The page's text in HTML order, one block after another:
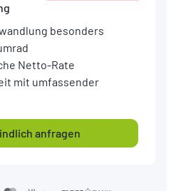
besonders
Netto-Rate
mit umfassender
anfragen